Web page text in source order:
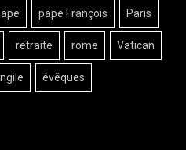
pape François Paris
retraite rome Vatican
évêques